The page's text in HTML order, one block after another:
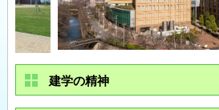
建学の精神